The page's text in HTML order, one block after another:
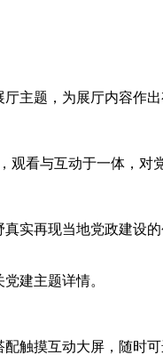
主题，为展厅内容作出
看与互动于一体，对
实再现当地党政建设
建主题详情。
触摸互动大屏，随时可